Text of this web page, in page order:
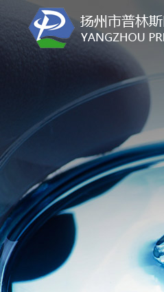
产品中心
关于普林斯
技术服务
生产能力
新闻中心
联系我们